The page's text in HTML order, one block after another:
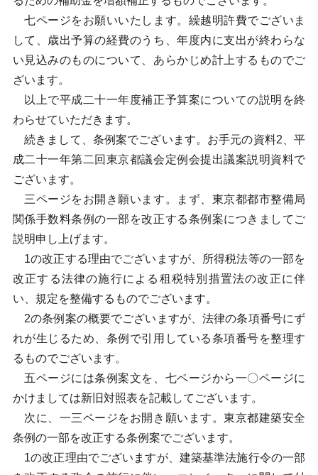
七ページをお願いいたします。繰越明許費でございま
して、歳出予算の経費のうち、年度内に支出が終わらな
い見込みのものについて、あらかじめ計上するものでご
ざいます。
以上で平成二十一年度補正予算案についての説明を終
わらせていただきます。
続きまして、条例案でございます。お手元の資料2、平
成二十一年第二回東京都議会定例会提出議案説明資料で
ございます。
三ページをお開き願います。まず、東京都都市整備局
関係手数料条例の一部を改正する条例案につきましてご
説明申し上げます。
1の改正する理由でございますが、所得税法等の一部を
改正する法律の施行による租税特別措置法の改正に伴
い、規定を整備するものでございます。
2の条例案の概要でございますが、法律の条項番号にず
れが生じるため、条例で引用している条項番号を整理す
るものでございます。
五ページには条例案文を、七ページから一〇ページに
かけましては新旧対照表を記載してございます。
次に、一三ページをお開き願います。東京都建築安全
条例の一部を改正する条例案でございます。
1の改正理由でございますが、建築基準法施行令の一部